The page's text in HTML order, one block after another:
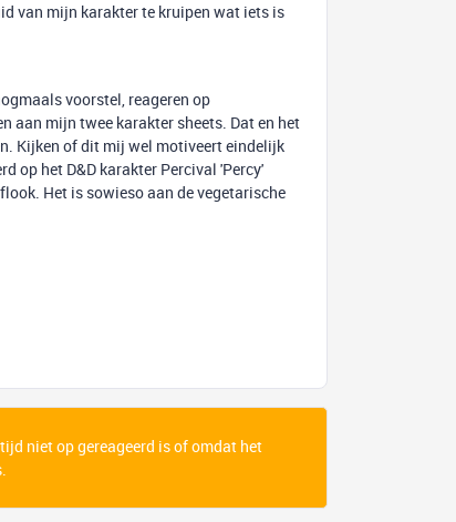
van mijn karakter te kruipen wat iets is
voorstel, reageren op
aan mijn twee karakter sheets. Dat en het
Kijken of dit mij wel motiveert eindelijk
op het D&D karakter Percival 'Percy'
Het is sowieso aan de vegetarische
niet op gereageerd is of omdat het